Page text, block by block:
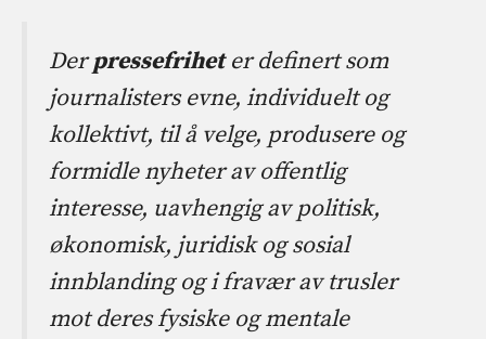
Derpressefriheter definert som
journalisters evne, individuelt og
kollektivt, til å velge, produsere og
formidle nyheter av offentlig
interesse, uavhengig av politisk,
økonomisk, juridisk og sosial
innblanding og i fravær av trusler
mot deres fysiske og mentale